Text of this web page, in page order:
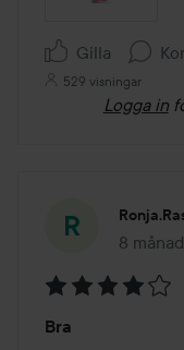
Gilla
529 visningar
Logga in
8
Inlägget
4
Bra